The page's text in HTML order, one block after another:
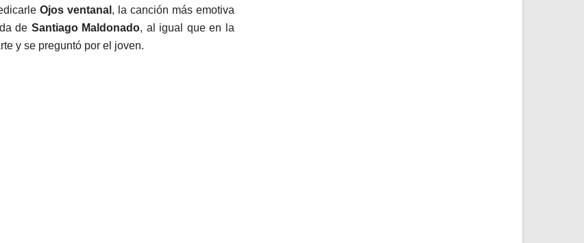
Ojos ventanal , la canción más emotiva
de Santiago Maldonado, al igual que en la
y se preguntó por el joven.